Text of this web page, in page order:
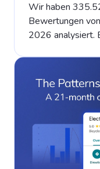
Wir haben
Bewertungen
2026 analysiert.